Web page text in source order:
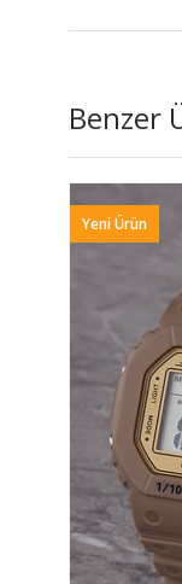
Benzer
Yeni Ürün